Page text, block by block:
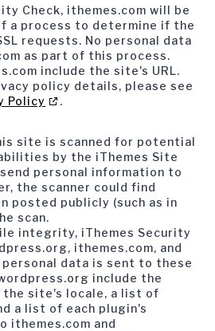
Check, ithemes.com will be
a process to determine if the
requests. No personal data
as part of this process.
include the site's URL.
policy details, please see
Policy .
site is scanned for potential
by the iThemes Site
send personal information to
the scanner could find
posted publicly (such as in
scan.
integrity, iThemes Security
ithemes.com, and
personal data is sent to these
include the
the site's locale, a list of
a list of each plugin's
ithemes.com and